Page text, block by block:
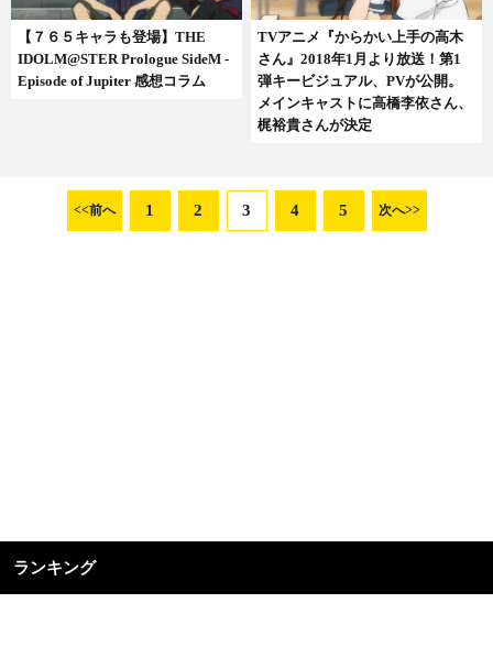
【７６５キャラも登場】THE
IDOLM@STER Prologue SideM -
Episode of Jupiter 感想コラム
TVアニメ『からかい上手の高木
さん』2018年1月より放送！第1
弾キービジュアル、PVが公開。
メインキャストに高橋李依さん、
梶裕貴さんが決定
<<前へ 1 2 3 4 5 次へ>>
ランキング